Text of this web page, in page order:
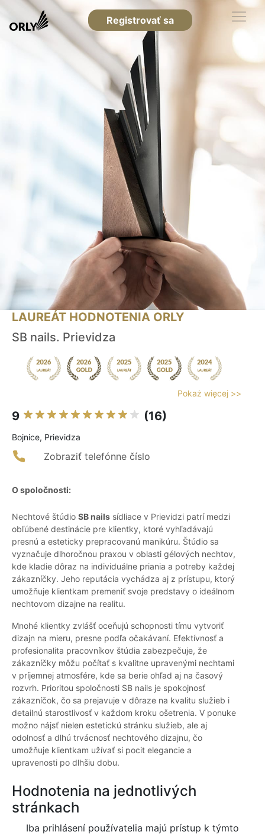
Registrovať sa
LAUREÁT HODNOTENIA ORLY
SB nails. Prievidza
Pokaż więcej >>
9 (16)
Bojnice, Prievidza
Zobraziť telefónne číslo
O spoločnosti:
Nechtové štúdio SB nails sídliace v Prievidzi patrí medzi
obľúbené destinácie pre klientky, ktoré vyhľadávajú
presnú a esteticky prepracovanú manikúru. Štúdio sa
vyznačuje dlhoročnou praxou v oblasti gélových nechtov,
kde kladie dôraz na individuálne priania a potreby každej
zákazníčky. Jeho reputácia vychádza aj z prístupu, ktorý
umožňuje klientkam premeniť svoje predstavy o ideálnom
nechtovom dizajne na realitu.
Mnohé klientky zvlášť oceňujú schopnosti tímu vytvoriť
dizajn na mieru, presne podľa očakávaní. Efektívnosť a
profesionalita pracovníkov štúdia zabezpečuje, že
zákazníčky môžu počítať s kvalitne upravenými nechtami
v príjemnej atmosfére, kde sa berie ohľad aj na časový
rozvrh. Prioritou spoločnosti SB nails je spokojnosť
zákazníčok, čo sa prejavuje v dôraze na kvalitu služieb i
detailnú starostlivosť v každom kroku ošetrenia. V ponuke
možno nájsť nielen estetickú stránku služieb, ale aj
odolnosť a dlhú trvácnosť nechtového dizajnu, čo
umožňuje klientkam užívať si pocit elegancie a
upravenosti po dlhšiu dobu.
Hodnotenia na jednotlivých
stránkach
Iba prihlásení používatelia majú prístup k týmto